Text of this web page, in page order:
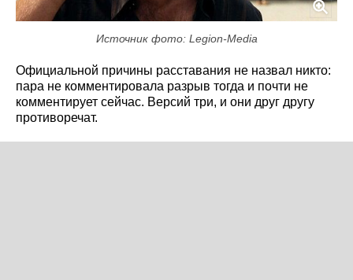
Источник фото: Legion-Media
Официальной причины расставания не назвал никто:
пара не комментировала разрыв тогда и почти не
комментирует сейчас. Версий три, и они друг другу
противоречат.